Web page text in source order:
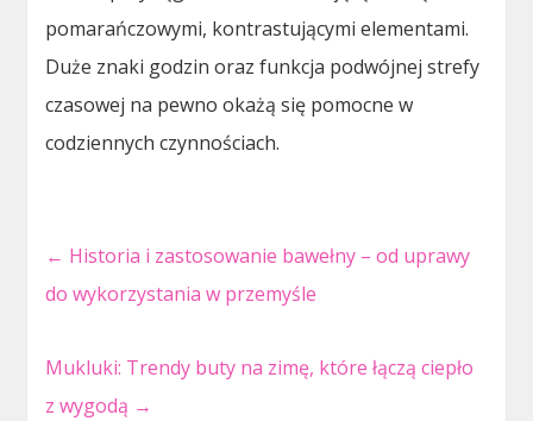
pomarańczowymi, kontrastującymi elementami.
Duże znaki godzin oraz funkcja podwójnej strefy
czasowej na pewno okażą się pomocne w
codziennych czynnościach.
← Historia i zastosowanie bawełny – od uprawy
do wykorzystania w przemyśle
Mukluki: Trendy buty na zimę, które łączą ciepło
z wygodą →